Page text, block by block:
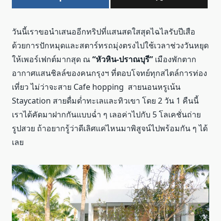
วันนี้เราขอนำเสนออีกทริปที่แสนสดใสสุดไฉไลรับปีเสือ
ด้วยการปักหมุดและสตาร์ทรถมุ่งตรงไปใช้เวลาช่วงวันหยุด
ให้เพอร์เฟกต์มากสุด ณ“หัวหิน-ปราณบุรี” เมืองพักตาก
อากาศแสนชิลล์ของคนกรุงฯ ที่ตอบโจทย์ทุกสไตล์การท่อง
เที่ยว ไม่ว่าจะสาย Cafe hopping สายนอนหรูเน้น
Staycation สายดื่มด่ำทะเลและทิวเขา โดย 2 วัน 1 คืนนี้
เราได้คัดมาฝากกันแบบฉ่ำ ๆ เลอค่าไปกับ 5 โลเคชั่นถ่าย
รูปสวย ถ้าอยากรู้ว่าดีเลิศแค่ไหนมาพิสูจน์ไปพร้อมกัน ๆ ได้
เลย